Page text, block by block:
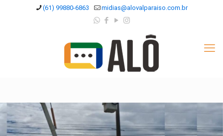
(61) 99880-6863 midias@alovalparaiso.com.br